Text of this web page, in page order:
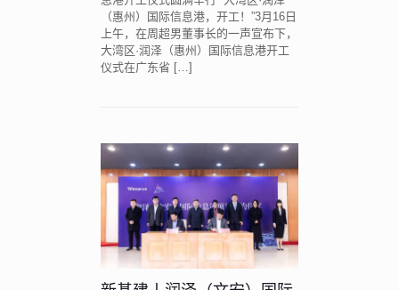
（惠州）国际信息港，开工！”3月16日
上午，在周超男董事长的一声宣布下，
大湾区·润泽（惠州）国际信息港开工
仪式在广东省 […]